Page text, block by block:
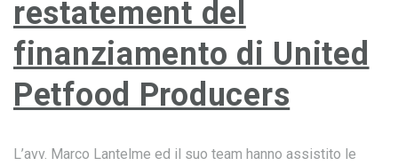
restatement del
finanziamento di United
Petfood Producers
L’avv. Marco Lantelme ed il suo team hanno assistito le